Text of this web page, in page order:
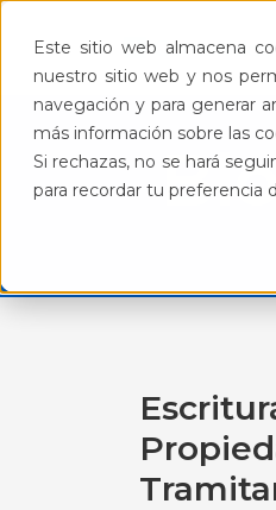
Este sitio web almacena
nuestro sitio web y nos
navegación y para generar
más información sobre las
Si rechazas, no se hará
para recordar tu preferencia